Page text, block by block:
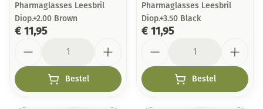
Pharmaglasses Leesbril
Diop.+2.00 Brown
€ 11,95
Bestel
Pharmaglasses Leesbril
Diop.+3.50 Black
€ 11,95
Bestel